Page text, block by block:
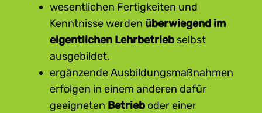
wesentlichen Fertigkeiten und
Kenntnisse werden überwiegend im
eigentlichen Lehrbetriebselbst
ausgebildet.
ergänzende Ausbildungsmaßnahmen
erfolgen in einem anderen dafür
geeigneten Betrieboder einer